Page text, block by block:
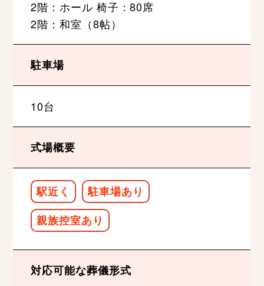
2階：ホール 椅子：80席
2階：和室（8帖）
駐車場
10台
式場概要
駅近く
駐車場あり
親族控室あり
対応可能な葬儀形式